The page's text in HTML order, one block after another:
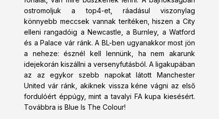
ostromoljuk a top4-et, ráadásul viszonylag
könnyebb meccsek vannak terítéken, hiszen a City
elleni rangadóig a Newcastle, a Burnley, a Watford
és a Palace vár ránk. A BL-ben ugyanakkor most jön
a neheze: észnél kell lennünk, ha nem akarunk
idejekorán kiszállni a versenyfutásból. A ligakupában
az az egykor szebb napokat látott Manchester
United vár ránk, akiknek vissza kéne vágni az első
fordulóért éppúgy, mint a tavalyi FA kupa kiesésért.
Továbbra is Blue Is The Colour!